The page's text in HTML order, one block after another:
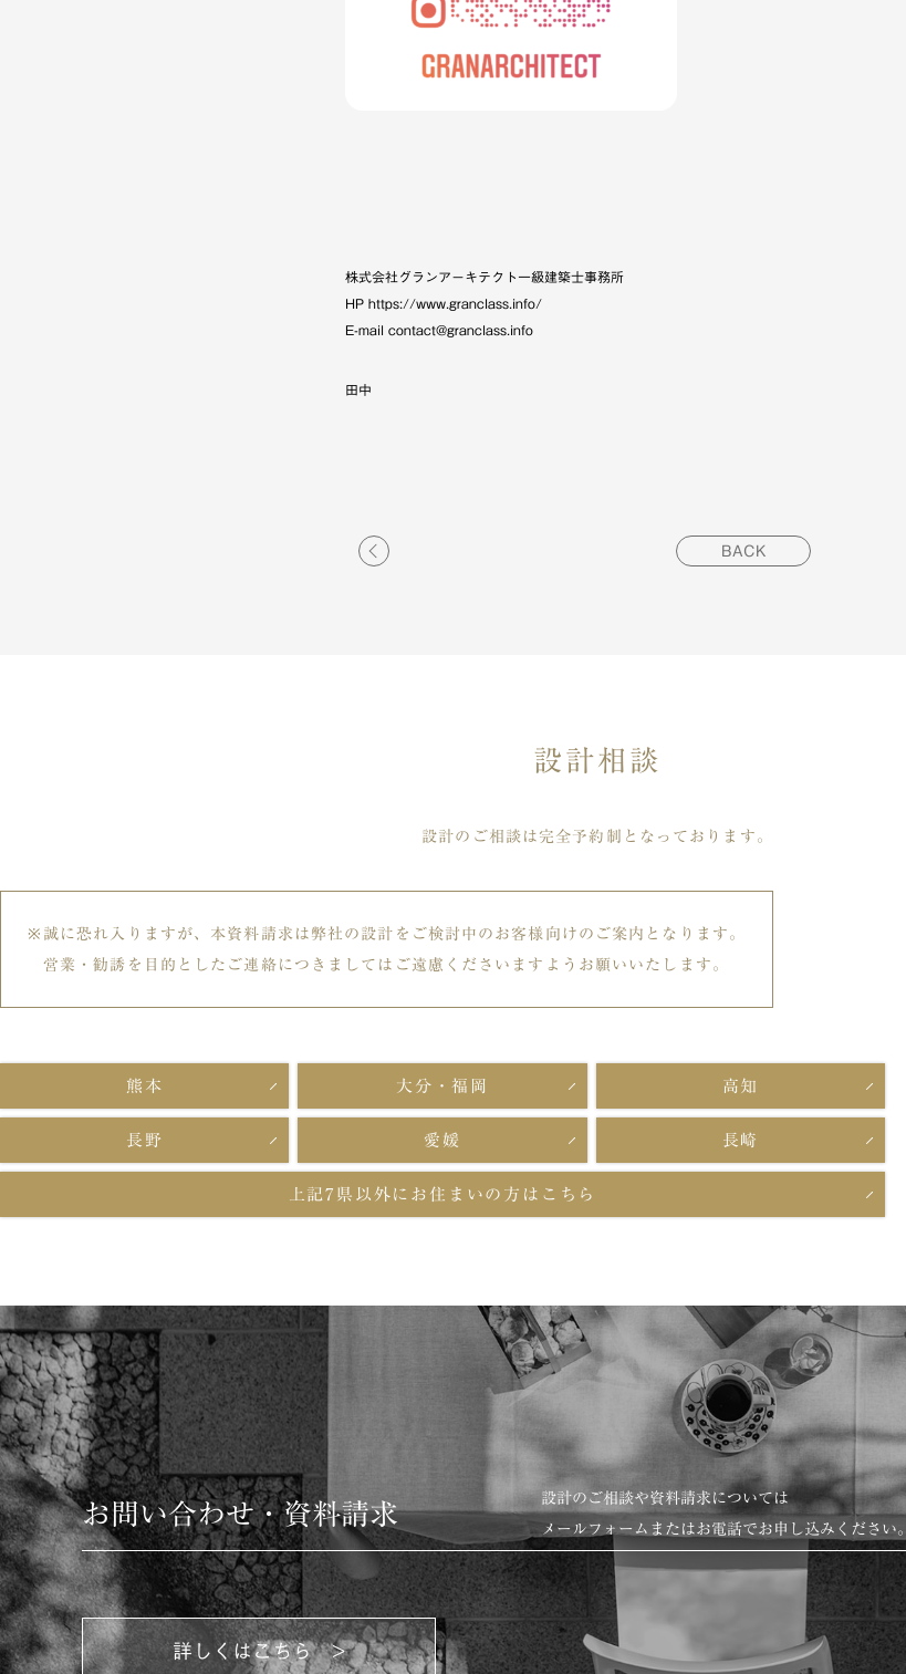
株式会社グランアーキテクト一級建築士事務所
HP https://www.granclass.info/
E-mail contact@granclass.info
田中
BACK
設計相談
設計のご相談は完全予約制となっております。
誠に恐れ入りますが、本資料請求は弊社の設計をご検討中のお客様向けのご案内となります。
営業・勧誘を目的としたご連絡につきましてはご遠慮くださいますようお願いいたします。
熊本 大分・福岡 高知
長野 愛媛 長崎
上記7県以外に お住まいの方はこちら
お問い合わせ・資料請求
設計のご相談や資料請求については
メールフォームまたはお電話でお申し込みください。
詳しくはこちら >